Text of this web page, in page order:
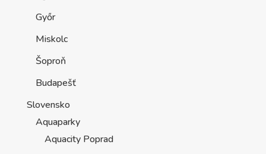
Győr
Miskolc
Šoproň
Budapešť
Slovensko
Aquaparky
Aquacity Poprad